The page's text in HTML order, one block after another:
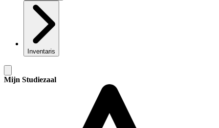
Inventaris
Mijn Studiezaal